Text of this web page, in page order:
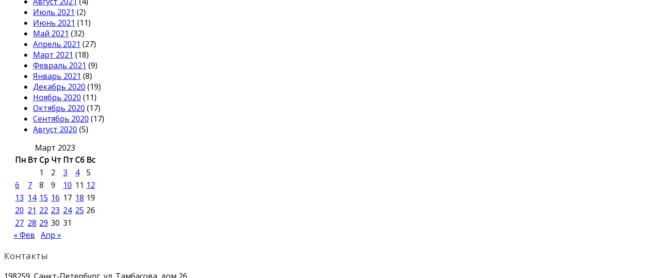
Июль 2021 (2)
Июнь 2021 (11)
Май 2021 (32)
Апрель 2021 (27)
Март 2021 (18)
Февраль 2021 (9)
Январь 2021 (8)
Декабрь 2020 (19)
Ноябрь 2020 (11)
Октябрь 2020 (17)
Сентябрь 2020 (17)
Август 2020 (5)
Март 2023
Пн ВтСр Чт ПтСб Вс
1
2 3 4
5
6
7 8 9 10 11 12
13 14 15 16 17 18 19
20 21 22 23 24 25 26
27 28 29 30 31
« Фев Апр »
Контакты